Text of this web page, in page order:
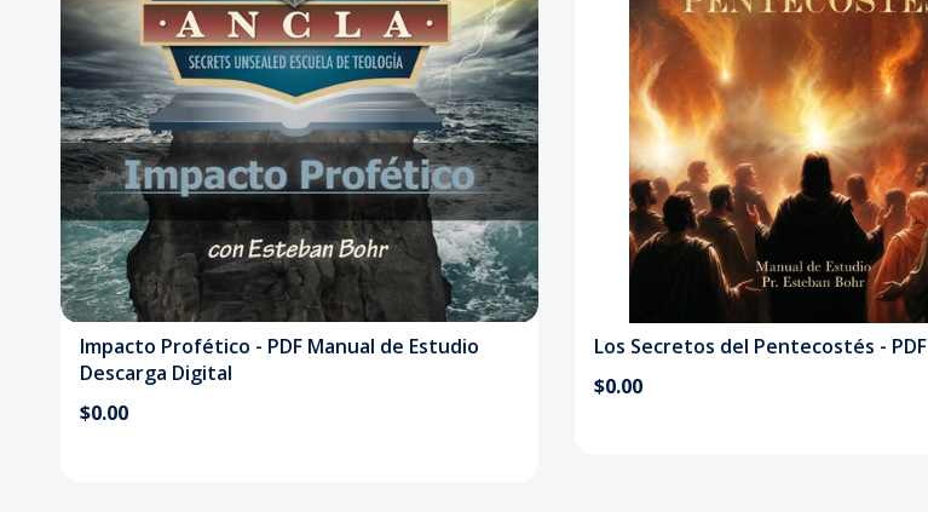
Impacto Profético - PDF Manual de Estudio
Descarga Digital
$0.00
Los Secretos del Pentecostés - PDF
$0.00